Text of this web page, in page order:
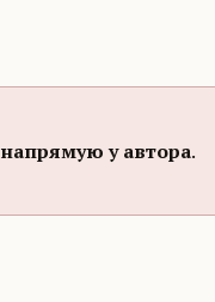
напрямую у автора.